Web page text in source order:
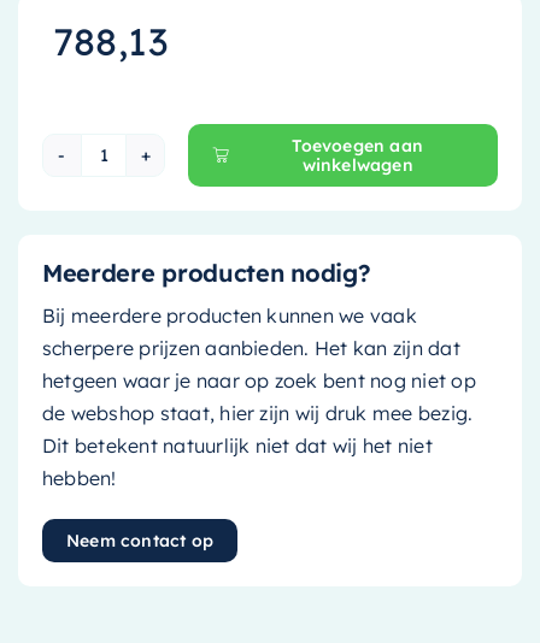
788,13
Ink Fineer Kolomkast - 106 cm - Greeploos -
Toevoegen aan
winkelwagen
Meerdere producten nodig?
Bij meerdere producten kunnen we vaak
scherpere prijzen aanbieden. Het kan zijn dat
hetgeen waar je naar op zoek bent nog niet op
de webshop staat, hier zijn wij druk mee bezig.
Dit betekent natuurlijk niet dat wij het niet
hebben!
Neem contact op